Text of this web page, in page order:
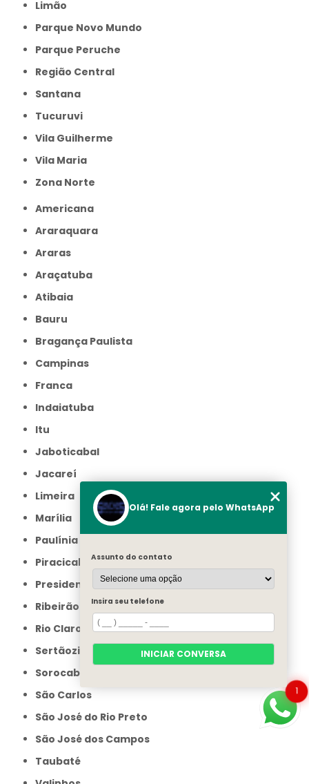
Limão
Parque Novo Mundo
Parque Peruche
Região Central
Santana
Tucuruvi
Vila Guilherme
Vila Maria
Zona Norte
Americana
Araraquara
Araras
Araçatuba
Atibaia
Bauru
Bragança Paulista
Campinas
Franca
Indaiatuba
Itu
Jaboticabal
Jacareí
Limeira
Marília
Paulínia
Piracicaba
Presidente Prudente
Ribeirão Preto
Rio Claro
Sertãozinho
Sorocaba
São Carlos
São José do Rio Preto
São José dos Campos
Taubaté
1
Olá! Fale agora pelo WhatsApp
Assunto do contato
Insira seu telefone
INICIAR CONVERSA